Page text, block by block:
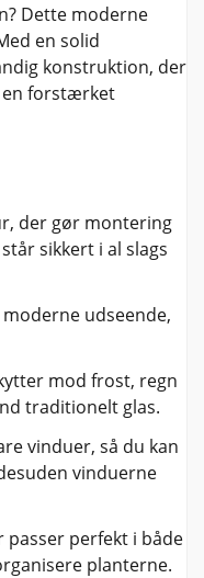
Dette moderne
en solid
konstruktion, der
en forstærket
der gør montering
sikkert i al slags
udseende,
mod frost, regn
traditionelt glas.
vinduer, så du kan
vinduerne
passer perfekt i både
planterne.